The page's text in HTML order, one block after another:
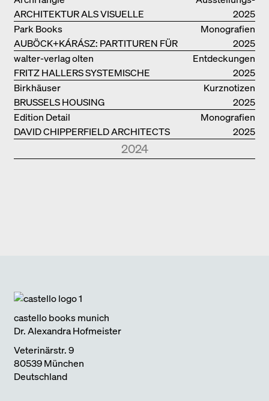
kataloge
ARCHITEKTUR ALS VISUELLE
INVESTIGATION
2025
Monografien
AUBÖCK+KÁRÁSZ: PARTITUREN FÜR
OFFENE RÄUME
Park Books
2025
Entdeckungen
FRITZ HALLERS SYSTEMISCHE
STADTUTOPIE
walter-verlag olten
2025
Kurznotizen
BRUSSELS HOUSING
Birkhäuser
2025
Monografien
DAVID CHIPPERFIELD ARCHITECTS
Edition Detail
2025
2024
ARCHITEKTUR UND KLIMAWANDEL
castello books munich
Dr. Alexandra Hofmeister
Veterinärstr. 9
80539 München
Deutschland